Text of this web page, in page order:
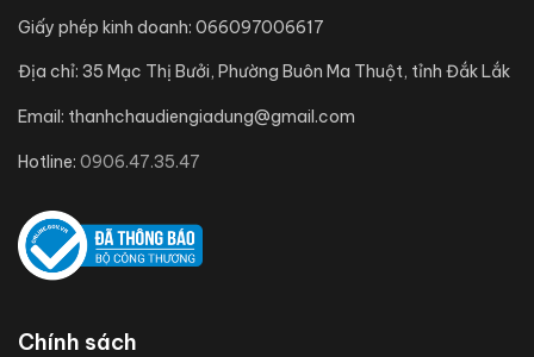
Giấy phép kinh doanh: 066097006617
Địa chỉ: 35 Mạc Thị Bưởi, Phường Buôn Ma Thuột, tỉnh Đắk Lắk
Email: thanhchaudiengiadung@gmail.com
Hotline: 0906.47.35.47
Chính sách